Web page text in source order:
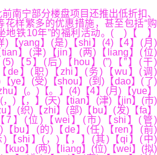
宁部分楼盘项目还推出低折扣、
样繁多的优惠措施，甚至包括“购
地铁10年”的福利活动。( )【 】
yang】(是)【shi】(4)【4】(月)
tian】(津)【jin】(两)【liang】(位)
(5)【5】(后)【hou】(”)【”】(干)
de】(职)【zhi】(务)【wu】(调)
ye】(受)【shou】(到)【dao】(了)
】(。)【。】(4)【4】(月)【yue】
)【，】(天)【tian】(津)【jin】(市)
】(织)【zhi】(部)【bu】(发)【fa】
7】(位)【wei】(市)【shi】(管)
【bu】(的)【de】(任)【ren】(前)
)【shi】(，)【，】(其)【qi】(中)
kuo】(两)【liang】(位)【wei】(拟)